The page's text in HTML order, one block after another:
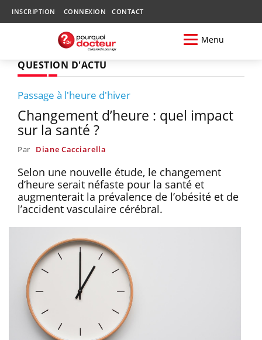
INSCRIPTION CONNEXION CONTACT
Menu
QUESTION D'ACTU
Passage à l'heure d'hiver
Changement d’heure : quel impact
sur la santé ?
Par Diane Cacciarella
Selon une nouvelle étude, le changement
d’heure serait néfaste pour la santé et
augmenterait la prévalence de l’obésité et de
l’accident vasculaire cérébral.